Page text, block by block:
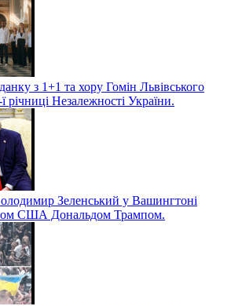
з 1+1 та хору Гомін Львівського
річниці Незалежності України.
Зеленський у Вашингтоні
США Дональдом Трампом.